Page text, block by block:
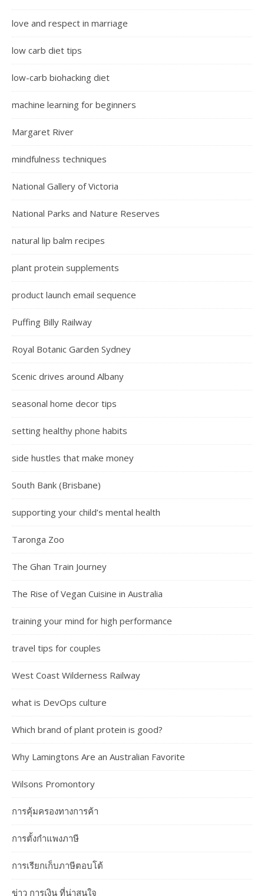
love and respect in marriage
low carb diet tips
low-carb biohacking diet
machine learning for beginners
Margaret River
mindfulness techniques
National Gallery of Victoria
National Parks and Nature Reserves
natural lip balm recipes
plant protein supplements
product launch email sequence
Puffing Billy Railway
Royal Botanic Garden Sydney
Scenic drives around Albany
seasonal home decor tips
setting healthy phone habits
side hustles that make money
South Bank (Brisbane)
supporting your child’s mental health
Taronga Zoo
The Ghan Train Journey
The Rise of Vegan Cuisine in Australia
training your mind for high performance
travel tips for couples
West Coast Wilderness Railway
what is DevOps culture
Which brand of plant protein is good?
Why Lamingtons Are an Australian Favorite
Wilsons Promontory
การคุ้มครองทางการค้า
การตั้งกำแพงภาษี
การเรียกเก็บภาษีตอบโต้
ข่าว การเงิน ที่น่าสนใจ